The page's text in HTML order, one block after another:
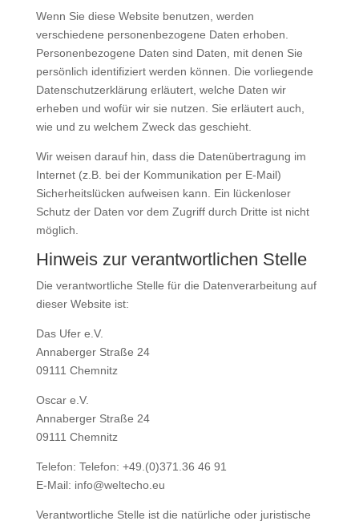
Wenn Sie diese Website benutzen, werden
verschiedene personenbezogene Daten erhoben.
Personenbezogene Daten sind Daten, mit denen Sie
persönlich identifiziert werden können. Die vorliegende
Datenschutzerklärung erläutert, welche Daten wir
erheben und wofür wir sie nutzen. Sie erläutert auch,
wie und zu welchem Zweck das geschieht.
Wir weisen darauf hin, dass die Datenübertragung im
Internet (z.B. bei der Kommunikation per E-Mail)
Sicherheitslücken aufweisen kann. Ein lückenloser
Schutz der Daten vor dem Zugriff durch Dritte ist nicht
möglich.
Hinweis zur verantwortlichen Stelle
Die verantwortliche Stelle für die Datenverarbeitung auf
dieser Website ist:
Das Ufer e.V.
Annaberger Straße 24
09111 Chemnitz
Oscar e.V.
Annaberger Straße 24
09111 Chemnitz
Telefon: Telefon: +49.(0)371.36 46 91
E-Mail: info@weltecho.eu
Verantwortliche Stelle ist die natürliche oder juristische